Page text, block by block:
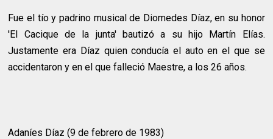
Fue el tío y padrino musical de Diomedes Díaz, en su honor
'El Cacique de la junta' bautizó a su hijo Martín Elías.
Justamente era Díaz quien conducía el auto en el que se
accidentaron y en el que falleció Maestre, a los 26 años.
Adaníes Díaz (9 de febrero de 1983)